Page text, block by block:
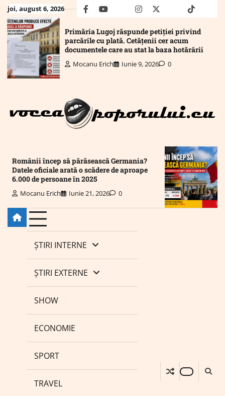
Skip
to
content
joi, august 6, 2026 facebookyoutubeMailinstagram
twitter truthtiktok
Primăria Lugoj răspunde petiției privind
parcările cu plată. Cetățenii cer acum
documentele care au stat la baza hotărârii
Mocanu Erich Iunie 9, 2026 0
Românii încep să părăsească Germania?
Datele oficiale arată o scădere de aproape
6.000 de persoane în 2025
Mocanu Erich Iunie 21, 2026 0
ȘTIRI INTERNE
ȘTIRI EXTERNE
SHOW
ECONOMIE
SPORT
TRAVEL